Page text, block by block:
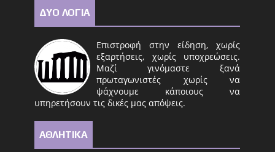
ΔΥΟ ΛΟΓΙΑ
Επιστροφή στην είδηση, χωρίς
εξαρτήσεις, χωρίς υποχρεώσεις.
Μαζί γινόμαστε ξανά
πρωταγωνιστές χωρίς να
ψάχνουμε κάποιους να
υπηρετήσουν τις δικές μας απόψεις.
ΑΘΛΗΤΙΚΑ